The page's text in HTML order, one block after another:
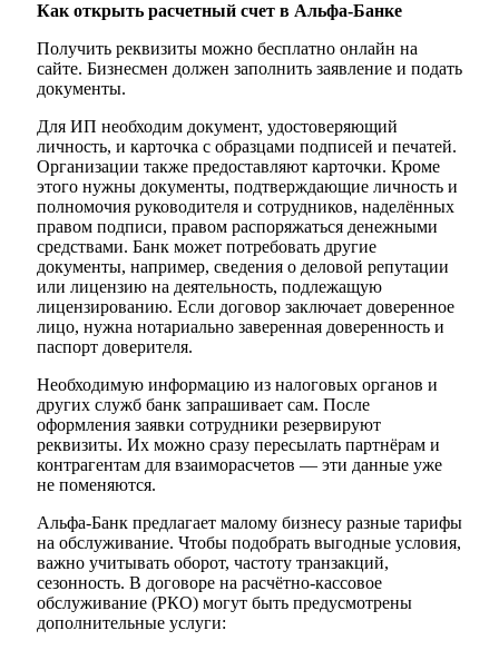
Как открыть расчетный счет в Альфа-Банке
Получить реквизиты можно бесплатно онлайн на
сайте. Бизнесмен должен заполнить заявление и подать
документы.
Для ИП необходим документ, удостоверяющий
личность, и карточка с образцами подписей и печатей.
Организации также предоставляют карточки. Кроме
этого нужны документы, подтверждающие личность и
полномочия руководителя и сотрудников, наделённых
правом подписи, правом распоряжаться денежными
средствами. Банк может потребовать другие
документы, например, сведения о деловой репутации
или лицензию на деятельность, подлежащую
лицензированию. Если договор заключает доверенное
лицо, нужна нотариально заверенная доверенность и
паспорт доверителя.
Необходимую информацию из налоговых органов и
других служб банк запрашивает сам. После
оформления заявки сотрудники резервируют
реквизиты. Их можно сразу пересылать партнёрам и
контрагентам для взаиморасчетов — эти данные уже
не поменяются.
Альфа-Банк предлагает малому бизнесу разные тарифы
на обслуживание. Чтобы подобрать выгодные условия,
важно учитывать оборот, частоту транзакций,
сезонность. В договоре на расчётно-кассовое
обслуживание (РКО) могут быть предусмотрены
дополнительные услуги: